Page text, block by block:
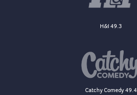
H&I 49.3
Catchy Comedy 49.4